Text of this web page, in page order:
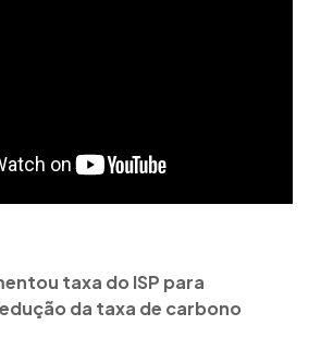
taxa do ISP para
da taxa de carbono